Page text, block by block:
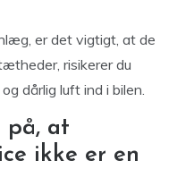
er det vigtigt, at de
risikerer du
dårlig luft ind i bilen.
på, at
ikke er en